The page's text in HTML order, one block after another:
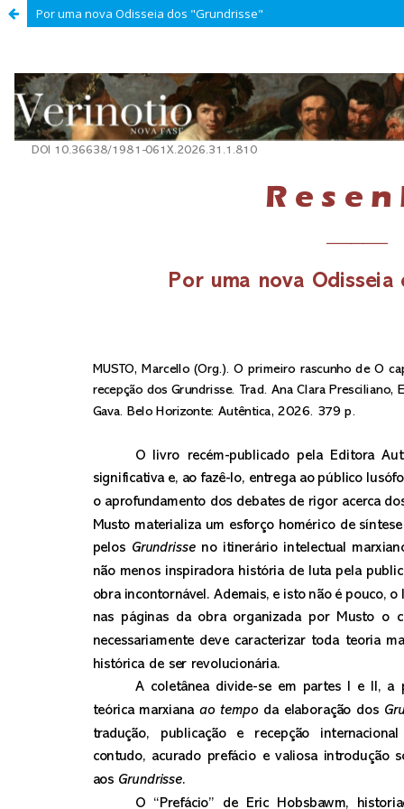
Por uma nova Odisseia dos "Grundrisse"